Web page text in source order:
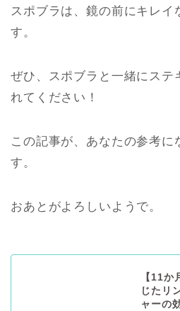
スポブラは、鏡の前にキレイ
す。
ぜひ、スポブラと一緒にステ
れてください！
この記事が、あなたの参考に
す。
おあとがよろしいようで。
【11
じたリ
ャーの